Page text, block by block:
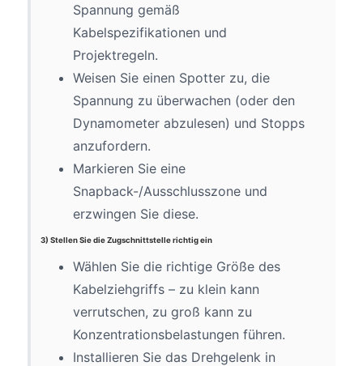
Spannung gemäß
Kabelspezifikationen und
Projektregeln.
Weisen Sie einen Spotter zu, die
Spannung zu überwachen (oder den
Dynamometer abzulesen) und Stopps
anzufordern.
Markieren Sie eine
Snapback-/Ausschlusszone und
erzwingen Sie diese.
3) Stellen Sie die Zugschnittstelle richtig ein
Wählen Sie die richtige Größe des
Kabelziehgriffs – zu klein kann
verrutschen, zu groß kann zu
Konzentrationsbelastungen führen.
Installieren Sie das Drehgelenk in